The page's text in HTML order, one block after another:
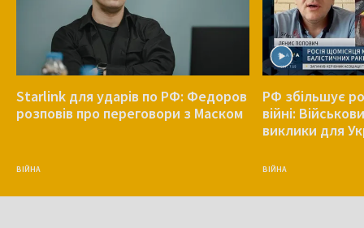
Starlink для ударів по РФ: Федоров
розповів про переговори з Маском
ВІЙНА
РФ збільшує
війні:
виклики для
ВІЙНА